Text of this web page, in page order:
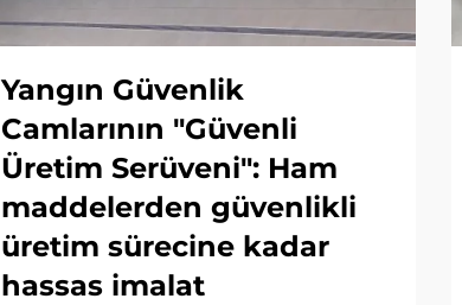
Yangın Güvenlik
Camlarının "Güvenli
Üretim Serüveni": Ham
maddelerden güvenlikli
üretim sürecine kadar
hassas imalat